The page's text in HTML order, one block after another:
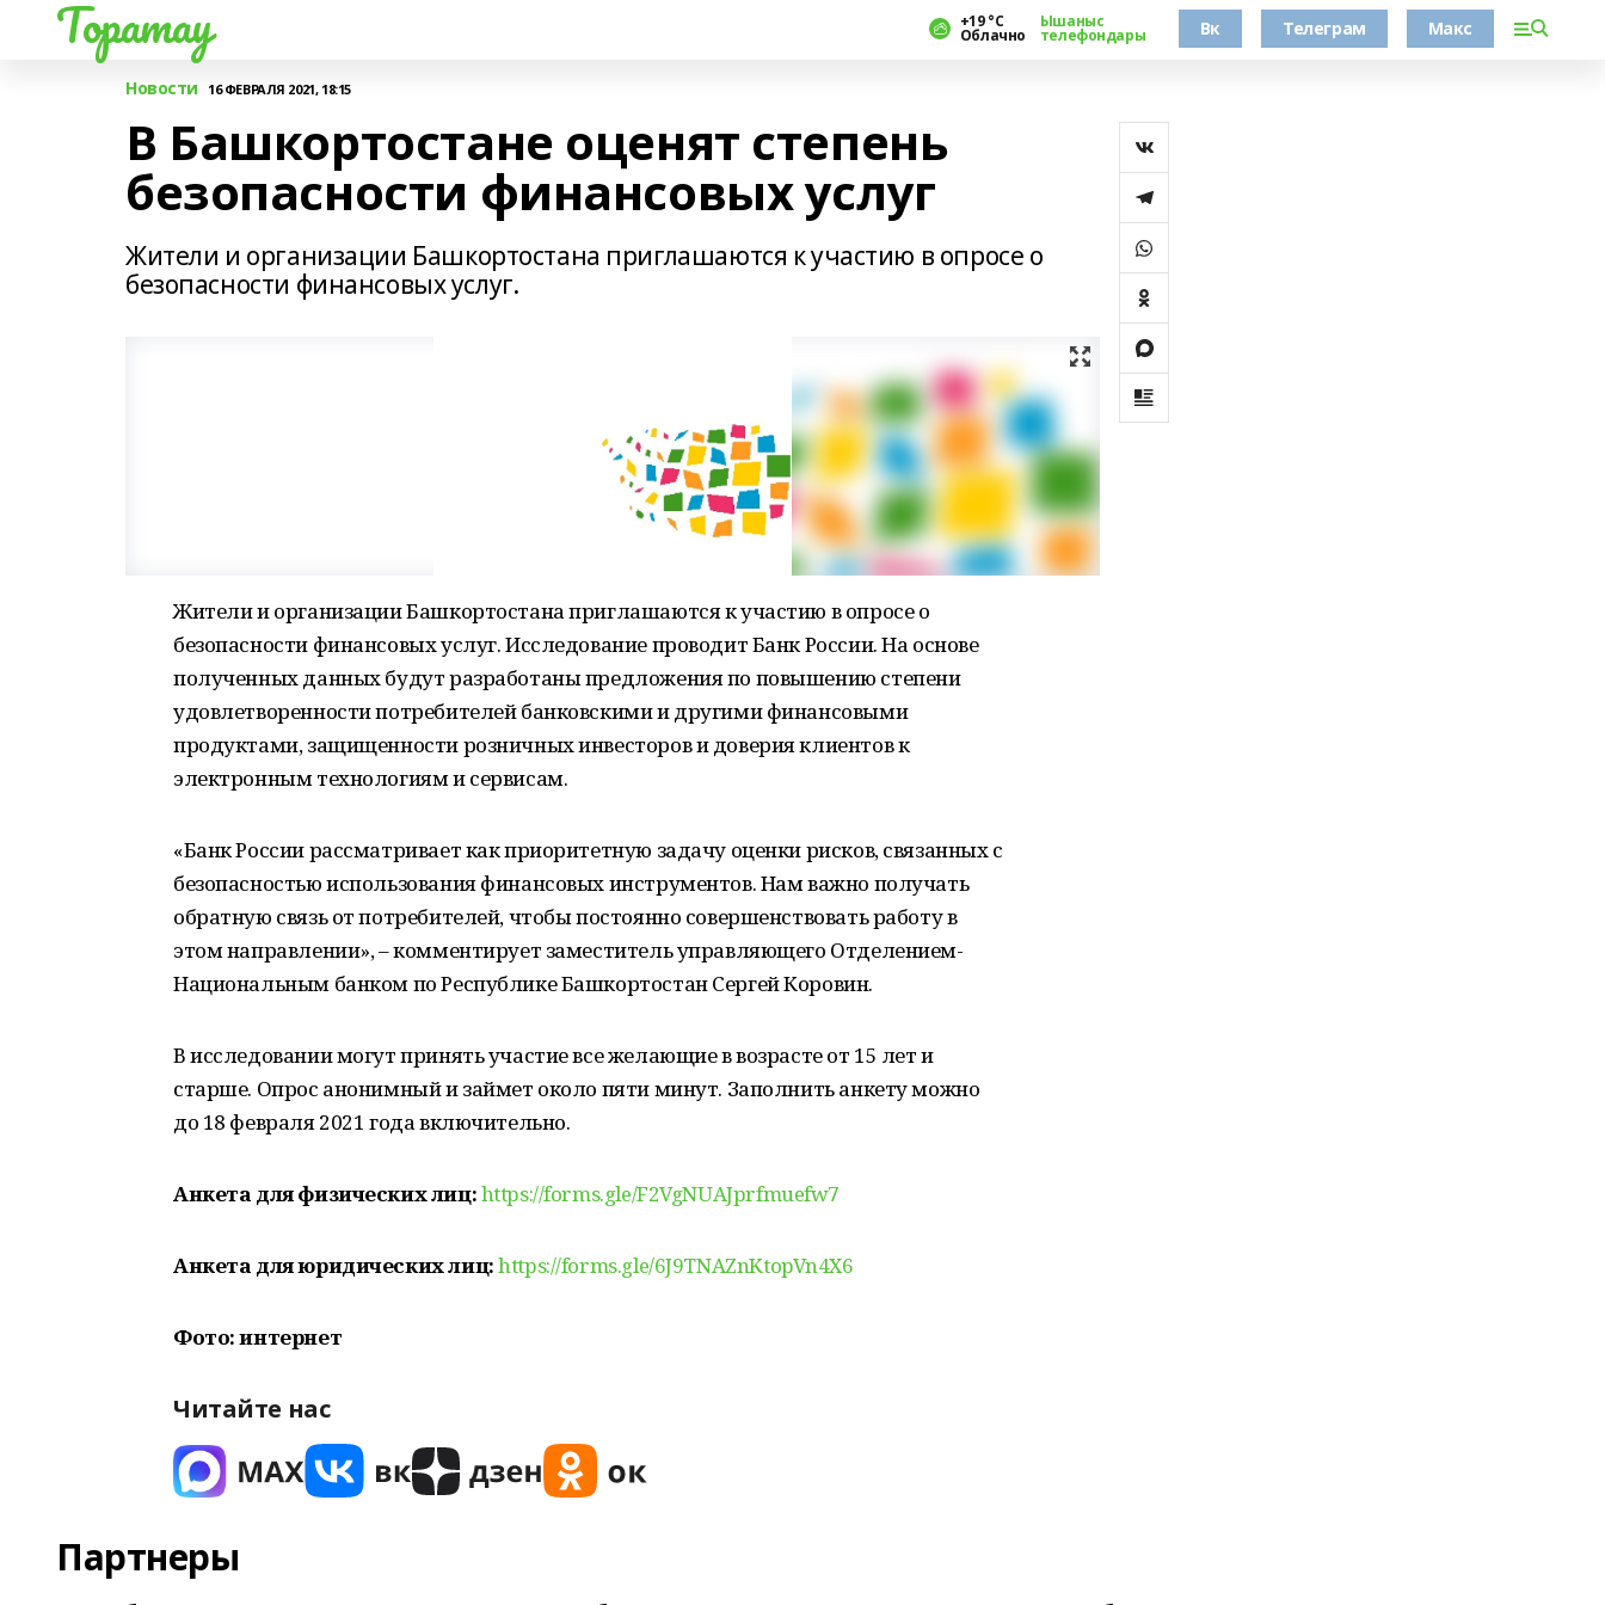
Торатау +19 °С
Облачно
Ышаныс
телефондары Вк Телеграм Макс
Новости 16 ФЕВРАЛЯ 2021, 18:15
В Башкортостане оценят степень
безопасности финансовых услуг
Жители и организации Башкортостана приглашаются к участию в опросе о
безопасности финансовых услуг.
Жители и организации Башкортостана приглашаются к участию в опросе о
безопасности финансовых услуг. Исследование проводит Банк России. На основе
полученных данных будут разработаны предложения по повышению степени
удовлетворенности потребителей банковскими и другими финансовыми
продуктами, защищенности розничных инвесторов и доверия клиентов к
электронным технологиям и сервисам.
«Банк России рассматривает как приоритетную задачу оценки рисков, связанных с
безопасностью использования финансовых инструментов. Нам важно получать
обратную связь от потребителей, чтобы постоянно совершенствовать работу в
этом направлении», – комментирует заместитель управляющего Отделением-
Национальным банком по Республике Башкортостан Сергей Коровин.
В исследовании могут принять участие все желающие в возрасте от 15 лет и
старше. Опрос анонимный и займет около пяти минут. Заполнить анкету можно
до 18 февраля 2021 года включительно.
Анкета для физических лиц:https://forms.gle/F2VgNUAJprfmuefw7
Анкета для юридических лиц:https://forms.gle/6J9TNAZnKtopVn4X6
Фото: интернет
Читайте нас
Партнеры